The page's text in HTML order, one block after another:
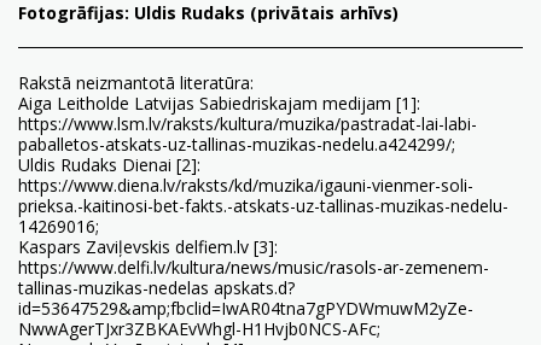
Fotogrāfijas: Uldis Rudaks (privātais arhīvs)
Rakstā neizmantotā literatūra:
Aiga Leitholde Latvijas Sabiedriskajam medijam [1]:
https://www.lsm.lv/raksts/kultura/muzika/pastradat-lai-labi-
paballetos-atskats-uz-tallinas-muzikas-nedelu.a424299/;
Uldis Rudaks Dienai [2]:
https://www.diena.lv/raksts/kd/muzika/igauni-vienmer-soli-
prieksa.-kaitinosi-bet-fakts.-atskats-uz-tallinas-muzikas-nedelu-
14269016;
Kaspars Zaviļevskis delfiem.lv [3]:
https://www.delfi.lv/kultura/news/music/rasols-ar-zemenem-
tallinas-muzikas-nedelas apskats.d?
id=53647529&amp;fbclid=IwAR04tna7gPYDWmuwM2yZe-
NwwAgerTJxr3ZBKAEvWhgl-H1Hvjb0NCS-AFc;